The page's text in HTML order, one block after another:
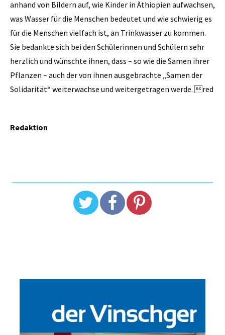
anhand von Bildern auf, wie Kinder in Äthiopien aufwachsen,
was Wasser für die Menschen bedeutet und wie schwierig es
für die Menschen vielfach ist, an Trinkwasser zu kommen.
Sie bedankte sich bei den Schülerinnen und Schülern sehr
herzlich und wünschte ­ihnen, dass – so wie die Samen ihrer
Pflanzen – auch der von ihnen ausgebrachte „Samen der
Solidarität“ weiterwachse und weitergetragen werde. red
Redaktion